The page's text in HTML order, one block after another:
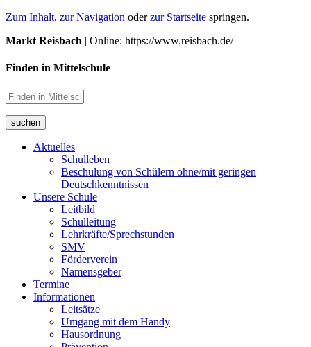
Zum Inhalt, zur Navigation oderzur Startseite springen.
Markt Reisbach | Online: https://www.reisbach.de/
Finden in Mittelschule
suchen
Aktuelles
Schulleben
Beschulung von Schülern ohne/mit geringen
Deutschkenntnissen
Unsere Schule
Leitbild
Schulleitung
Lehrkräfte/Sprechstunden
SMV
Förderverein
Namensgeber
Termine
Informationen
Leitsätze
Umgang mit dem Handy
Hausordnung